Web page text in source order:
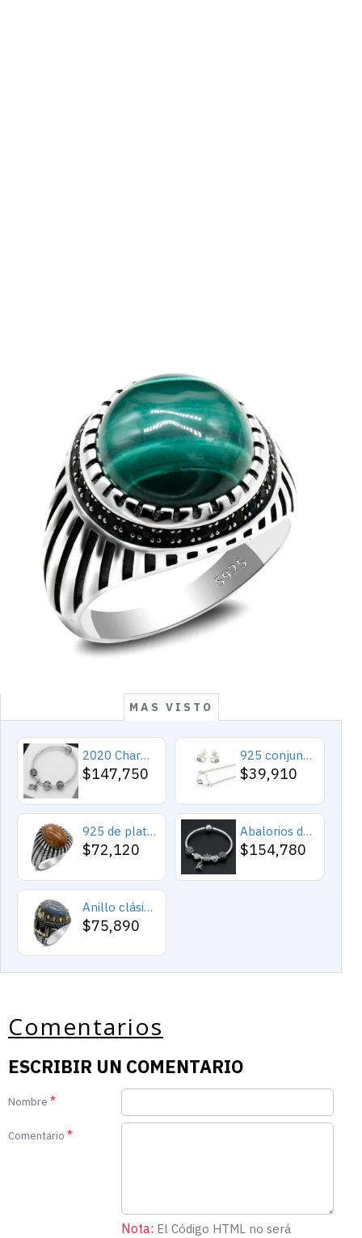
MAS VISTO
2020 Charms y cuentas de corazón, pulseras románticas de Cupido de circón rosa, joyería DIY, corazones en toda la prenda
$147,750
925 conjuntos de joyas de plata para 2019 conjunto de collares de corazón de amor para mujer regalo de joyería de boda
$39,910
925 de plata esterlina Simple personalidad Natural de ágata loco de piedra de los hombres y las mujeres anillos de tendencia Retro turco de los hombres anillos de boda
$72,120
Abalorios de plata esterlina 925 pura, abalorios de animales, elefante, hipopótamo, corazones, pulsera artesanal
$154,780
Anillo clásico de plata 925 para hombre con castillo de labradorita Natural, anillo de compromiso Retro Punk auspicioso de Turquía Constantinople
$75,890
Comentarios
ESCRIBIR UN COMENTARIO
Nombre
Comentario
Nota: El Código HTML no será